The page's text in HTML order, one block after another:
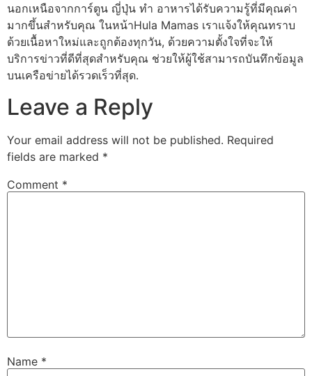
นอกเหนือจากการ์ตูน ญี่ปุ่น ทำ อาหารได้รับความรู้ที่มีคุณค่า
มากขึ้นสำหรับคุณ ในหน้าHula Mamas เราแจ้งให้คุณทราบ
ด้วยเนื้อหาใหม่และถูกต้องทุกวัน, ด้วยความตั้งใจที่จะให้
บริการข่าวที่ดีที่สุดสำหรับคุณ ช่วยให้ผู้ใช้สามารถบันทึกข้อมูล
บนเครือข่ายได้รวดเร็วที่สุด.
Leave a Reply
Your email address will not be published. Required
fields are marked *
Comment *
Name *